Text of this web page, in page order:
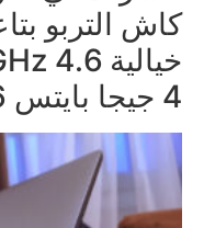
كاش التربو
4 جيجا بايتس DDR6